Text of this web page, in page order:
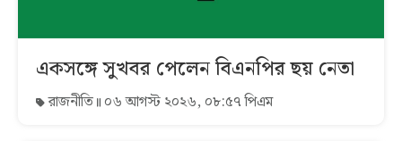
একসঙ্গে সুখবর পেলেন বিএনপির ছয় নেতা
রাজনীতি ০৬ আগস্ট ২০২৬, ০৮:৫৭ পিএম